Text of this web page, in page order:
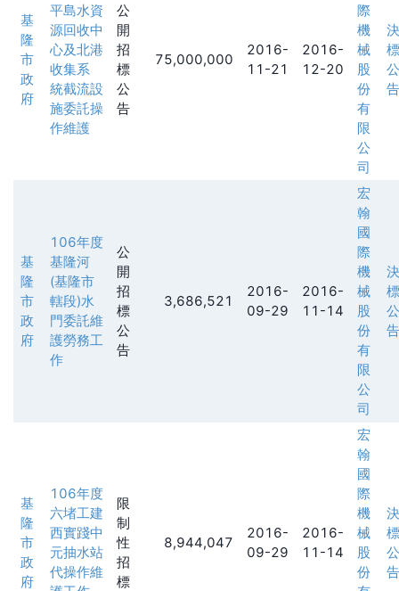
基
隆
市
政
府
平島水資
源回收中
心及北港
收集系
統截流設
施委託操
作維護
公
開
招
標
公
告
75,000,000
2016-
11-21
2016-
12-20
際
機
械
股
份
有
限
公
司
決
標
公
告
基
隆
市
政
府
106年度
基隆河
(基隆市
轄段)水
門委託維
護勞務工
作
公
開
招
標
公
告
3,686,521
2016-
09-29
2016-
11-14
宏
翰
國
際
機
械
股
份
有
限
公
司
決
標
公
告
基
隆
市
政
府
106年度
六堵工建
西實踐中
元抽水站
代操作維
限
制
性
招
標
8,944,047
2016-
09-29
2016-
11-14
宏
翰
國
際
機
械
股
份
決
標
公
告